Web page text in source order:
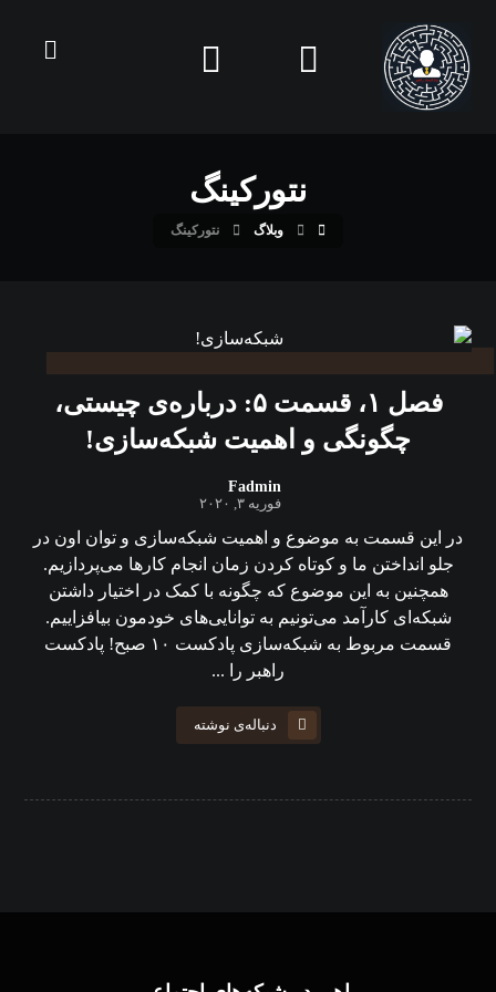
نتورکینگ
وبلاگ نتورکینگ
فصل ۱، قسمت ۵: درباره‌ی چیستی،
چگونگی و اهمیت شبکه‌سازی!
Fadmin
فوریه ۳, ۲۰۲۰
در این قسمت به موضوع و اهمیت شبکه‌سازی و توان اون در
جلو انداختن ما و کوتاه کردن زمان انجام کارها می‌پردازیم.
همچنین به این موضوع که چگونه با کمک در اختیار داشتن
شبکه‌ای کارآمد می‌تونیم به توانایی‌های خودمون بیافزاییم.
قسمت مربوط به شبکه‌سازی پادکست ۱۰ صبح! پادکست
راهبر را ...
دنباله‌ی نوشته